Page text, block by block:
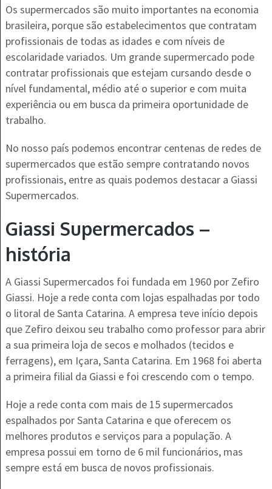
Os supermercados são muito importantes na economia
brasileira, porque são estabelecimentos que contratam
profissionais de todas as idades e com níveis de
escolaridade variados. Um grande supermercado pode
contratar profissionais que estejam cursando desde o
nível fundamental, médio até o superior e com muita
experiência ou em busca da primeira oportunidade de
trabalho.
No nosso país podemos encontrar centenas de redes de
supermercados que estão sempre contratando novos
profissionais, entre as quais podemos destacar a Giassi
Supermercados.
Giassi Supermercados –
história
A Giassi Supermercados foi fundada em 1960 por Zefiro
Giassi. Hoje a rede conta com lojas espalhadas por todo
o litoral de Santa Catarina. A empresa teve início depois
que Zefiro deixou seu trabalho como professor para abrir
a sua primeira loja de secos e molhados (tecidos e
ferragens), em Içara, Santa Catarina. Em 1968 foi aberta
a primeira filial da Giassi e foi crescendo com o tempo.
Hoje a rede conta com mais de 15 supermercados
espalhados por Santa Catarina e que oferecem os
melhores produtos e serviços para a população. A
empresa possui em torno de 6 mil funcionários, mas
sempre está em busca de novos profissionais.